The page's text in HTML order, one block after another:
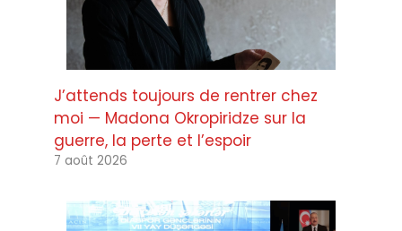
J’attends toujours de rentrer chez
moi — Madona Okropiridze sur la
guerre, la perte et l’espoir
7 août 2026